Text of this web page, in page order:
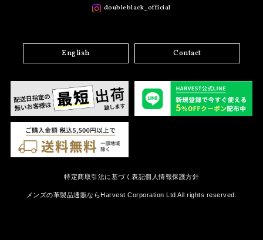
doubleblack_official
English Contact
特定商取引法に基づく表記個人情報保護方針
メンズの革製品通販ならHarvest Corporation Ltd All rights reserved.